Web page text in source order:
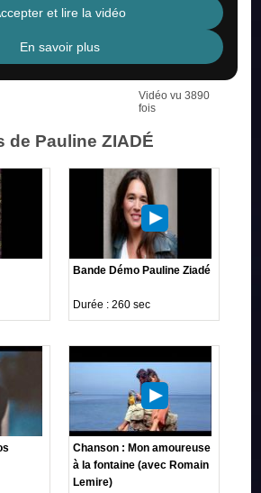
et lire la vidéo
En savoir plus
Vidéo vu 3890
fois
de Pauline ZIADÉ
Bande Démo Pauline Ziadé
Durée : 260 sec
Chanson : Mon amoureuse
à la fontaine (avec Romain
Lemire)